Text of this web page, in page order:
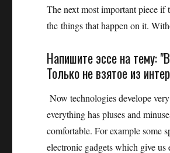
The next most important piece if
the things that happen on it.
Напишите эссе на тему:
Только не взятое из
Now technologies develope
everything has pluses and
comfortable. For example some
electronic gadgets which give